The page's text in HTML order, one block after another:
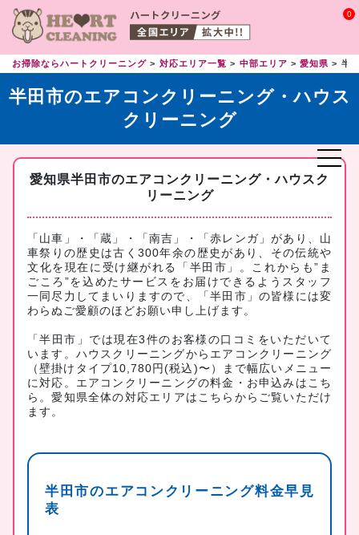
0
お掃除ならハートクリーニング 対応エリア一覧 中部エリア 愛知県 半
半田市のエアコンクリーニング・ハウス
クリーニング
愛知県半田市のエアコンクリーニング・ハウスク
リーニング
「山車」・「蔵」・「南吉」・「赤レンガ」があり、山
車祭りの歴史は古く300年余の歴史があり、その伝統や
文化を現在に受け継がれる「半田市」。これからも”ま
ごころ”を込めたサービスをお届けできるようスタッフ
一同尽力してまいりますので、「半田市」の皆様には変
わらぬご愛顧のほどお願い申し上げます。
「半田市」では現在3件のお客様の口コミをいただいて
います。ハウスクリーニングからエアコンクリーニング
（壁掛けタイプ10,780円(税込)〜）まで幅広いメニュー
に対応。 エアコンクリーニングの料金・お申込みはこち
ら 。愛知県全体の対応エリアは こちら からご覧いただけ
ます。
半田市のエアコンクリーニング料金早見
表